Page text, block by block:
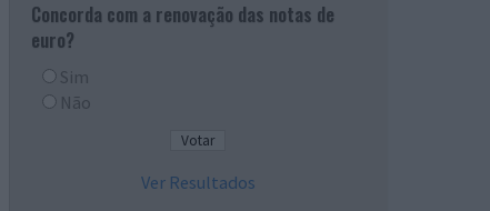
Concorda com a renovação das notas de
euro?
Sim
Não
Ver Resultados